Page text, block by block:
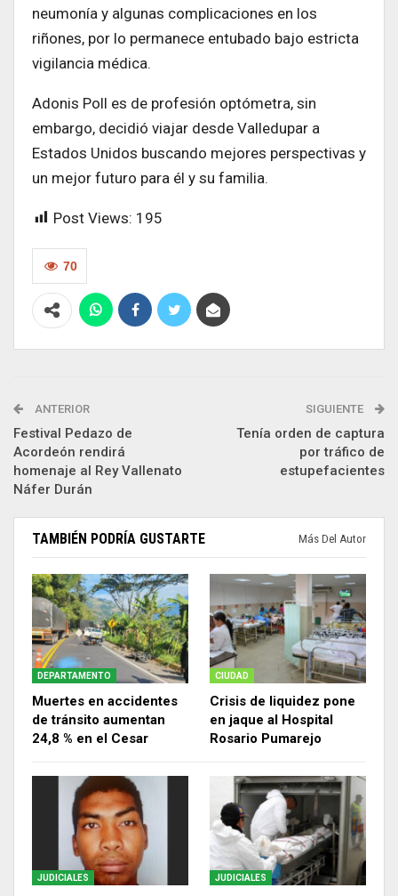
neumonía y algunas complicaciones en los
riñones, por lo permanece entubado bajo estricta
vigilancia médica.
Adonis Poll es de profesión optómetra, sin
embargo, decidió viajar desde Valledupar a
Estados Unidos buscando mejores perspectivas y
un mejor futuro para él y su familia.
Post Views: 195
70
ANTERIOR
Festival Pedazo de
Acordeón rendirá
homenaje al Rey Vallenato
Náfer Durán
SIGUIENTE
Tenía orden de captura
por tráfico de
estupefacientes
TAMBIÉN PODRÍA GUSTARTE Más Del Autor
DEPARTAMENTO
Muertes en accidentes
de tránsito aumentan
24,8 % en el Cesar
CIUDAD
Crisis de liquidez pone
en jaque al Hospital
Rosario Pumarejo
JUDICIALES JUDICIALES